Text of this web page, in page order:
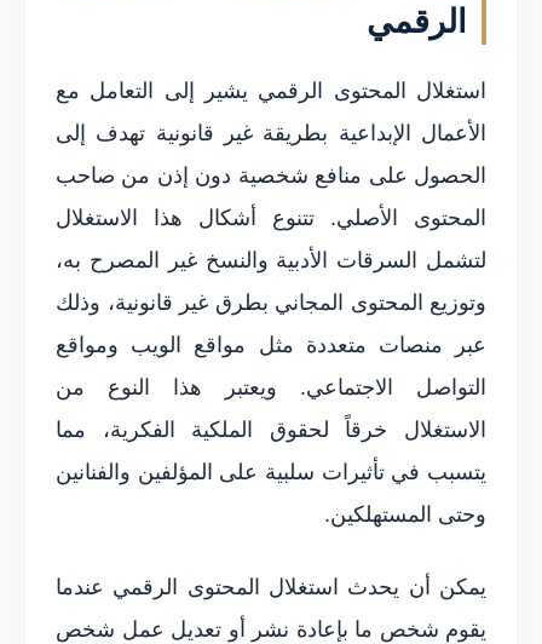
الرقمي
استغلال المحتوى الرقمي يشير إلى التعامل مع
الأعمال الإبداعية بطريقة غير قانونية تهدف إلى
الحصول على منافع شخصية دون إذن من صاحب
المحتوى الأصلي. تتنوع أشكال هذا الاستغلال
لتشمل السرقات الأدبية والنسخ غير المصرح به،
وتوزيع المحتوى المجاني بطرق غير قانونية، وذلك
عبر منصات متعددة مثل مواقع الويب ومواقع
التواصل الاجتماعي. ويعتبر هذا النوع من
الاستغلال خرقاً لحقوق الملكية الفكرية، مما
يتسبب في تأثيرات سلبية على المؤلفين والفنانين
وحتى المستهلكين.
يمكن أن يحدث استغلال المحتوى الرقمي عندما
يقوم شخص ما بإعادة نشر أو تعديل عمل شخص